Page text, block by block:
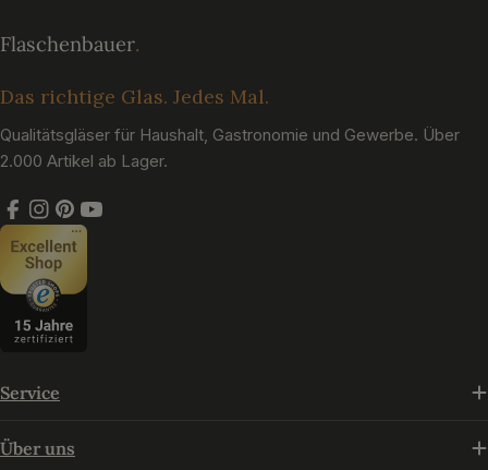
Das richtige Glas. Jedes Mal.
Qualitätsgläser für Haushalt, Gastronomie und Gewerbe. Über
2.000 Artikel ab Lager.
Facebook
Instagram
Pinterest
YouTube
Service
Über uns